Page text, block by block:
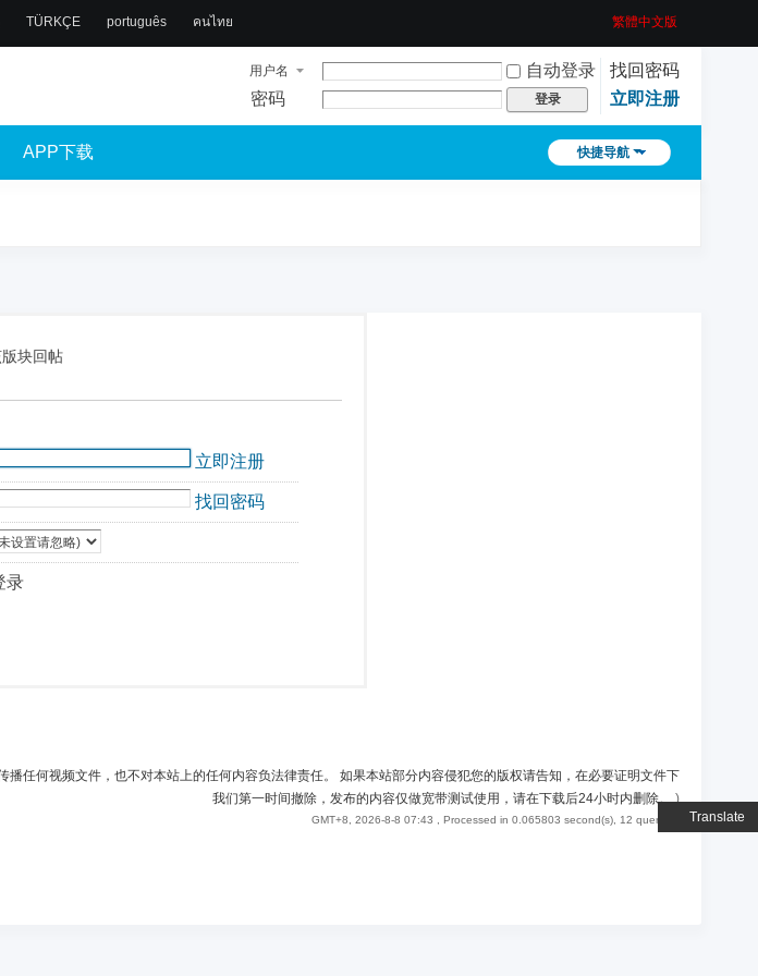
Translate
TÜRKÇE português คนไทย 繁體中文版
用户名 自动登录
找回密码
密码
登录 立即注册
快捷导航
APP下载
块回帖
立即注册
找回密码
录
任何视频文件，也不对本站上的任何内容负法律责任。 如果本站部分内容侵犯您的版权请告知，在必要证明文件下
我们第一时间撤除，发布的内容仅做宽带测试使用，请在下载后24小时内删除。)
GMT+8, 2026-8-8 07:43 , Processed in 0.065803 second(s), 12 queries .